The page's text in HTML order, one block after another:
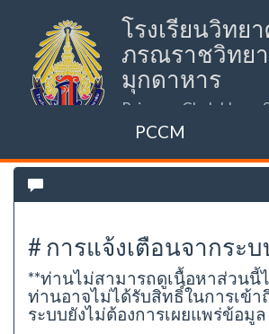
โรงเรียนวิทย
ภรณราชวิทย
มุกดาหาร
Princess Chulabhorn
School Mukdahan
PCCM
# การแจ้งเตือนจากระบ
**ท่านไม่สามารถดูเนื้อหาส่วนนี้
ท่านอาจไม่ได้รับสิทธิ์ในการเข้า
ระบบยังไม่ต้องการเผยแพร่ข้อมูล